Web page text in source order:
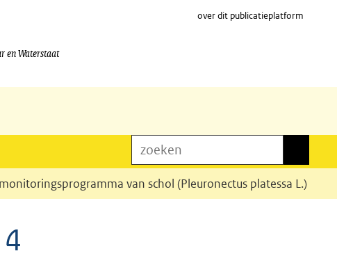
en Waterstaat
over dit publicatieplatform
zoeken
van schol (Pleuronectus platessa L.)